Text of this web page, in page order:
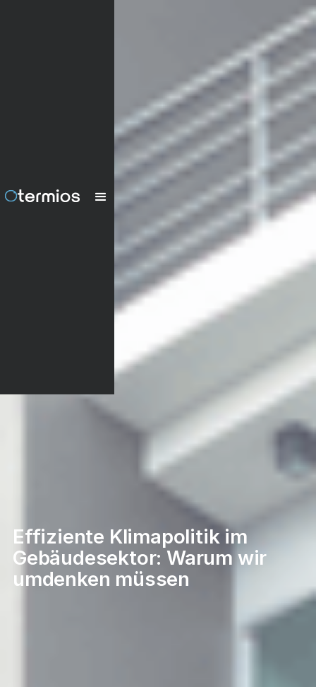
Effiziente Klimapolitik im
Gebäudesektor: Warum wir
umdenken müssen